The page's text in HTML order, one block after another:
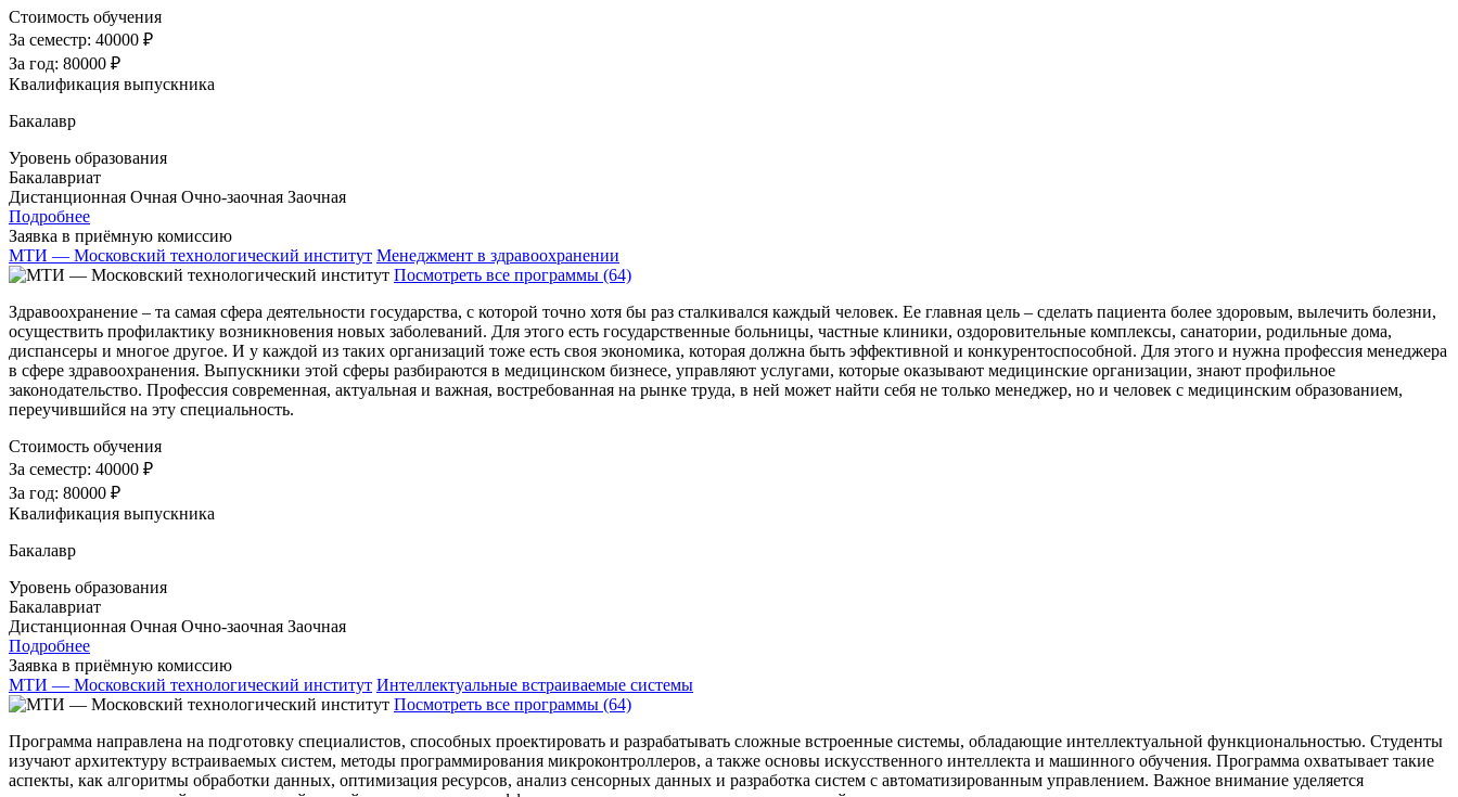
Стоимость обучения
За семестр: 40000 ₽
За год: 80000 ₽
Квалификация выпускника
Бакалавр
Уровень образования
Бакалавриат
Дистанционная Очная Очно-заочная Заочная
Подробнее
Заявка в приёмную комиссию
МТИ — Московский технологический институт Менеджмент в здравоохранении
Посмотреть все программы (64)
Здравоохранение – та самая сфера деятельности государства, с которой точно хотя бы раз сталкивался каждый человек. Ее главная цель – сделать пациента более здоровым, вылечить болезни,
осуществить профилактику возникновения новых заболеваний. Для этого есть государственные больницы, частные клиники, оздоровительные комплексы, санатории, родильные дома,
диспансеры и многое другое. И у каждой из таких организаций тоже есть своя экономика, которая должна быть эффективной и конкурентоспособной. Для этого и нужна профессия менеджера
в сфере здравоохранения. Выпускники этой сферы разбираются в медицинском бизнесе, управляют услугами, которые оказывают медицинские организации, знают профильное
законодательство. Профессия современная, актуальная и важная, востребованная на рынке труда, в ней может найти себя не только менеджер, но и человек с медицинским образованием,
переучившийся на эту специальность.
Стоимость обучения
За семестр: 40000 ₽
За год: 80000 ₽
Квалификация выпускника
Бакалавр
Уровень образования
Бакалавриат
Дистанционная Очная Очно-заочная Заочная
Подробнее
Заявка в приёмную комиссию
МТИ — Московский технологический институт Интеллектуальные встраиваемые системы
Посмотреть все программы (64)
Программа направлена на подготовку специалистов, способных проектировать и разрабатывать сложные встроенные системы, обладающие интеллектуальной функциональностью. Студенты
изучают архитектуру встраиваемых систем, методы программирования микроконтроллеров, а также основы искусственного интеллекта и машинного обучения. Программа охватывает такие
аспекты, как алгоритмы обработки данных, оптимизация ресурсов, анализ сенсорных данных и разработка систем с автоматизированным управлением. Важное внимание уделяется